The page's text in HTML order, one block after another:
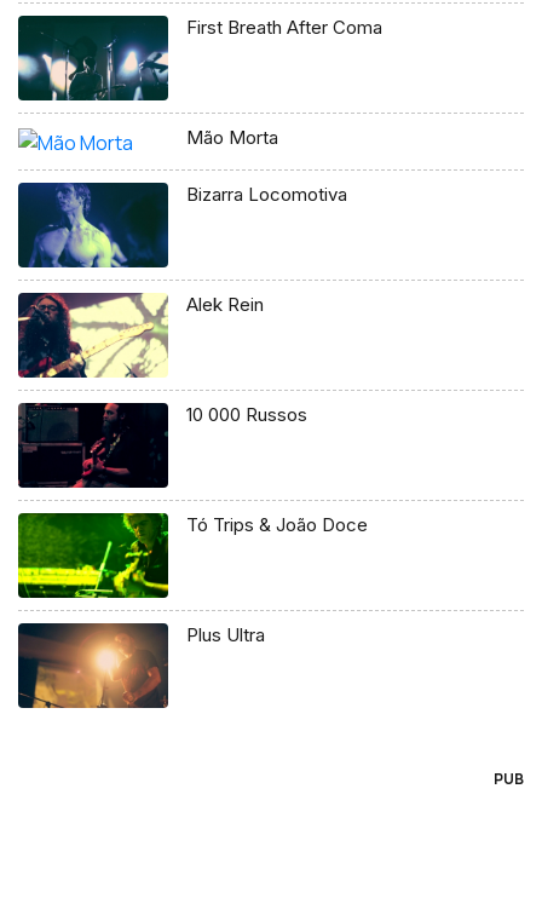
First Breath After Coma
Mão Morta
Bizarra Locomotiva
Alek Rein
10 000 Russos
Tó Trips & João Doce
Plus Ultra
PUB